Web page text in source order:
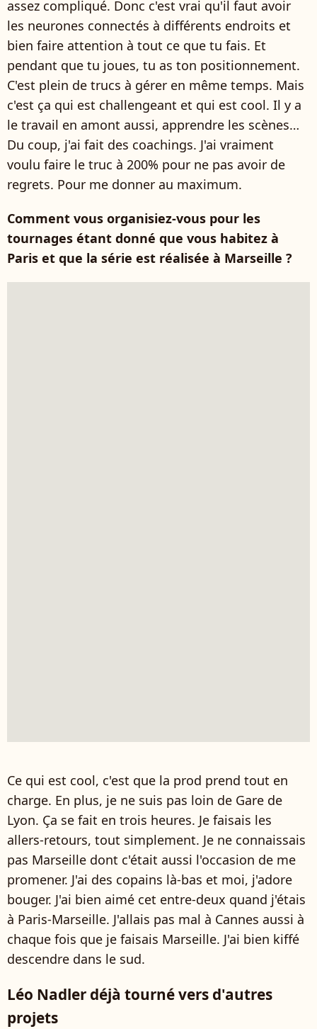
assez compliqué. Donc c'est vrai qu'il faut avoir
les neurones connectés à différents endroits et
bien faire attention à tout ce que tu fais. Et
pendant que tu joues, tu as ton positionnement.
C'est plein de trucs à gérer en même temps. Mais
c'est ça qui est challengeant et qui est cool. Il y a
le travail en amont aussi, apprendre les scènes…
Du coup, j'ai fait des coachings. J'ai vraiment
voulu faire le truc à 200% pour ne pas avoir de
regrets. Pour me donner au maximum.
Comment vous organisiez-vous pour les
tournages étant donné que vous habitez à
Paris et que la série est réalisée à Marseille ?
Ce qui est cool, c'est que la prod prend tout en
charge. En plus, je ne suis pas loin de Gare de
Lyon. Ça se fait en trois heures. Je faisais les
allers-retours, tout simplement. Je ne connaissais
pas Marseille dont c'était aussi l'occasion de me
promener. J'ai des copains là-bas et moi, j'adore
bouger. J'ai bien aimé cet entre-deux quand j'étais
à Paris-Marseille. J'allais pas mal à Cannes aussi à
chaque fois que je faisais Marseille. J'ai bien kiffé
descendre dans le sud.
Léo Nadler déjà tourné vers d'autres
projets